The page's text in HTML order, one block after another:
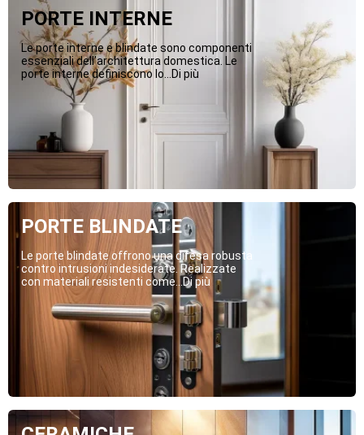
PORTE INTERNE
Le porte interne e blindate sono componenti
essenziali dell’architettura domestica. Le
porte interne definiscono lo...Di più
PORTE BLINDATE
Le porte blindate offrono una difesa robusta
contro intrusioni indesiderate. Realizzate
con materiali resistenti come...Di più